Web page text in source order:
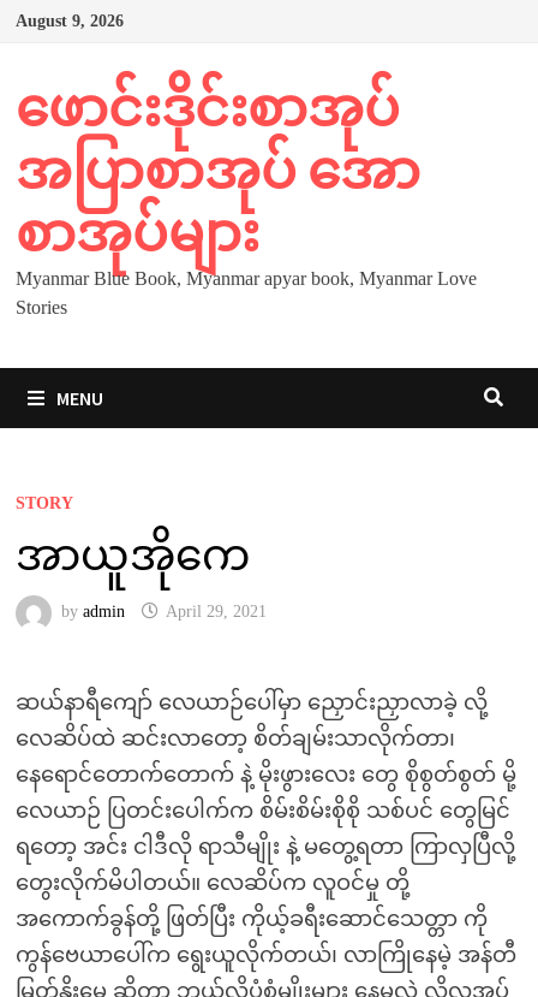
Skip
August 9, 2026
ဖောင်းဒိုင်းစာအုပ်
အပြာစာအုပ် အော
စာအုပ်များ
Myanmar Blue Book, Myanmar apyar book, Myanmar Love
Stories
MENU
STORY
အာယူအိုကေ
by admin April 29, 2021
ဆယ်နာရီကျော် လေယာဉ်ပေါ်မှာ ညှောင်းညှာလာခဲ့ လို့
လေဆိပ်ထဲ ဆင်းလာတော့ စိတ်ချမ်းသာလိုက်တာ၊
နေရောင်တောက်တောက် နဲ့ မိုးဖွားလေး တွေ စိုစွတ်စွတ် မို့
လေယာဉ် ပြတင်းပေါက်က စိမ်းစိမ်းစိုစို သစ်ပင် တွေမြင်
ရတော့ အင်း ငါဒီလို ရာသီမျိုး နဲ့ မတွေ့ရတာ ကြာလှပြီလို့
တွေးလိုက်မိပါတယ်။ လေဆိပ်က လူဝင်မှု တို့
အကောက်ခွန်တို့ ဖြတ်ပြီး ကိုယ့်ခရီးဆောင်သေတ္တာ ကို
ကွန်ဗေယာပေါ်က ရွေးယူလိုက်တယ်၊ လာကြိုနေမဲ့ အန်တီ
မြတ်နိူးမေ ဆိုတာ ဘယ်လိုပုံစံမျိုးများ နေမလဲ လို့လူအုပ်